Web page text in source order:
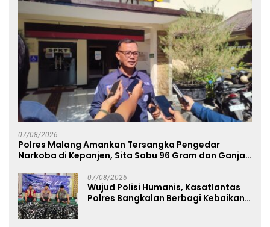
07/08/2026
Polres Malang Amankan Tersangka Pengedar
Narkoba di Kepanjen, Sita Sabu 96 Gram dan Ganja
07/08/2026
Wujud Polisi Humanis, Kasatlantas
Polres Bangkalan Berbagi Kebaikan